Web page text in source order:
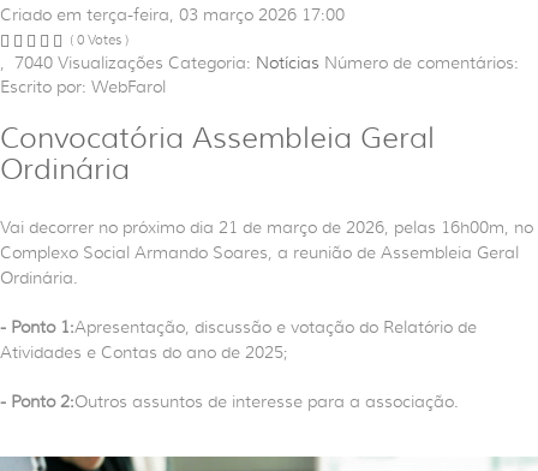
Criado em terça-feira, 03 março 2026 17:00
( 0 Votes )
, 7040 Visualizações Categoria: Notícias Número de comentários:
Escrito por: WebFarol
Convocatória Assembleia Geral
Ordinária
Vai decorrer no próximo dia 21 de março de 2026, pelas 16h00m, no
Complexo Social Armando Soares, a reunião de Assembleia Geral
Ordinária.
- Ponto 1:Apresentação, discussão e votação do Relatório de
Atividades e Contas do ano de 2025;
- Ponto 2:Outros assuntos de interesse para a associação.